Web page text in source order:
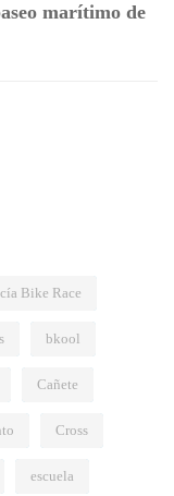
marítimo de
Bike Race
bkool
Cañete
Cross
escuela